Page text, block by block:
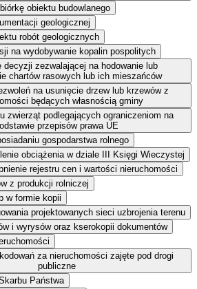
obiektu budowlanego
geologicznej
robót geologicznych
na wydobywanie kopalin pospolitych
decyzji zezwalającej na hodowanie lub
chartów rasowych lub ich mieszańców
na usunięcie drzew lub krzewów z
będących własnością gminy
zwierząt podlegających ograniczeniom na
przepisów prawa UE
gospodarstwa rolnego
obciążenia w dziale III Księgi Wieczystej
rejestru cen i wartości nieruchomości
z produkcji rolniczej
w formie kopii
projektowanych sieci uzbrojenia terenu
i wyrysów oraz kserokopii dokumentów
za nieruchomości zajęte pod drogi
publiczne
Państwa